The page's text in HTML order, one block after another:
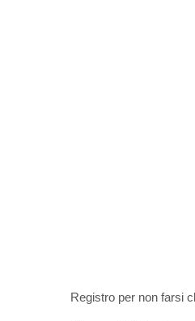
Registro per non farsi